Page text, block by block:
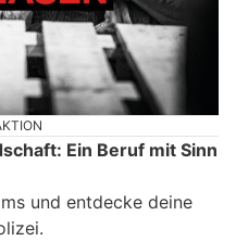
Ein Beruf mit Sinn
und entdecke deine